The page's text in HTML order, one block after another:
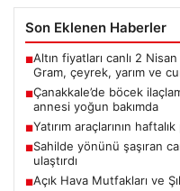
Son Eklenen Haberler
■Altın fiyatları canlı 2
Gram, çeyrek, yarım ve
■Çanakkale’de böcek
annesi yoğun bakımda
■Yatırım araçlarının
■Sahilde yönünü şaşıran
ulaştırdı
■Açık Hava Mutfakları ve